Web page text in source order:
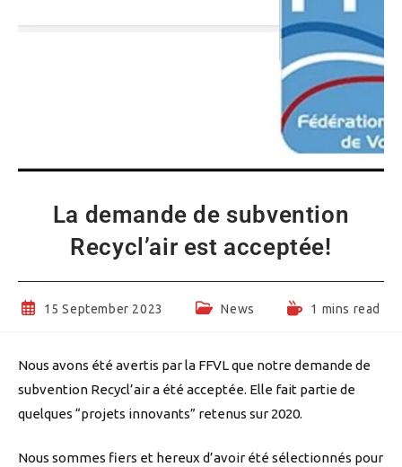
La demande de subvention
Recycl’air est acceptée!
Post15 September 2023
PostNews
Reading1 mins read
Nous avons été avertis par la FFVL que notre demande de
subvention Recycl’air a été acceptée. Elle fait partie de
quelques “projets innovants” retenus sur 2020.
Nous sommes fiers et hereux d’avoir été sélectionnés pour